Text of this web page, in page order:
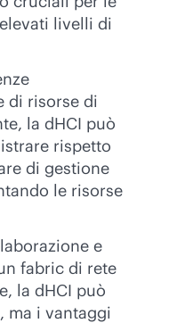
livelli di
di risorse di
la dHCI può
rispetto
di gestione
le risorse
e
fabric di rete
la dHCI può
ma i vantaggi